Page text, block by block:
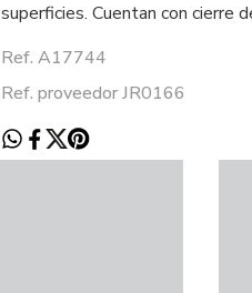
superficies. Cuentan con cierre
Ref. A17744
Ref. proveedor JR0166